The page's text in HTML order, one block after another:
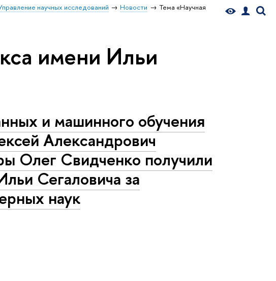
научных исследований Новости
Тема «Научная
имени Ильи
и машинного обучения
Александрович
Олег Свидченко получили
Сегаловича за
наук